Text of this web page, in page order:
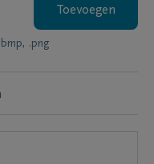
Toevoegen
.png